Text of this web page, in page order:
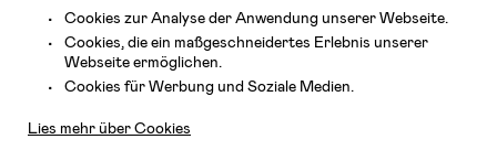
Cookies zur Analyse der Anwendung unserer Webseite.
Cookies, die ein maßgeschneidertes Erlebnis unserer
Webseite ermöglichen.
Cookies für Werbung und Soziale Medien.
Lies mehr über Cookies